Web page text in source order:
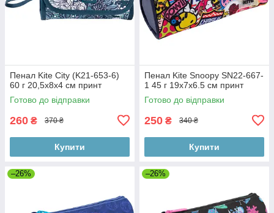
Пенал Kite City (K21-653-6)
60 г 20,5x8x4 см принт
Готово до відправки
260 ₴ 370 ₴
Купити
Пенал Kite Snoopy SN22-667-
1 45 г 19х7х6.5 см принт
Готово до відправки
250 ₴ 340 ₴
Купити
–26% –26%